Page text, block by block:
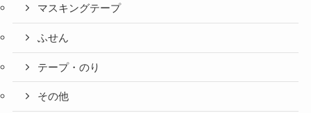
マスキングテープ
ふせん
テープ・のり
その他